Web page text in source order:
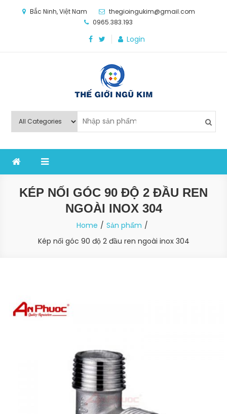
Bắc Ninh, Việt Nam
thegioingukim@gmail.com
0965.383.193
Login
Thế Giới Ngũ Kim
nghiệp sản xuất
KÉP NỐI GÓC 90 ĐỘ 2 ĐẦU REN
NGOÀI INOX 304
Home
Sản phẩm
Kép nối góc 90 độ 2 đầu ren ngoài inox 304